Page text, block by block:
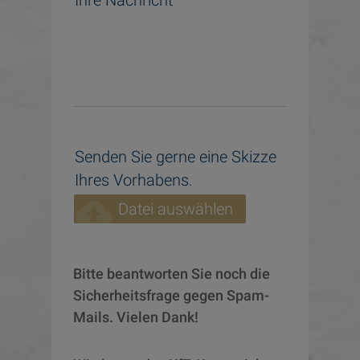
Senden Sie gerne eine Skizze
Ihres Vorhabens.
cloud_upload Datei auswählen
Bitte beantworten Sie noch die
Sicherheitsfrage gegen Spam-
Mails. Vielen Dank!